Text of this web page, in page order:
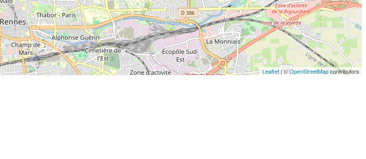
Leaflet | ©OpenStreetMapcontributors